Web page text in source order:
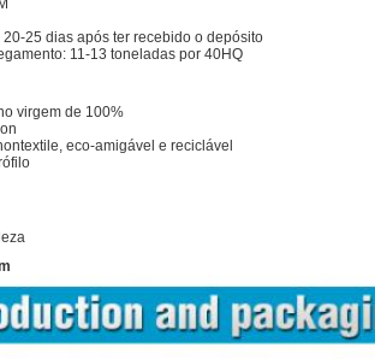
25 dias após ter recebido o depósito
11-13 toneladas por 40HQ
virgem de 100%
eco-amigável e reciclável